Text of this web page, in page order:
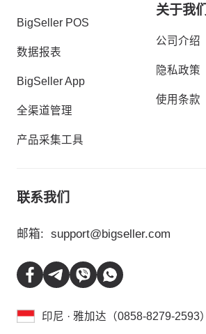
BigSeller POS
数据报表
BigSeller App
全渠道管理
产品采集工具
关于我们
公司介绍
隐私政策
使用条款
联系我们
邮箱: support@bigseller.com
印尼 · 雅加达（0858-8279-2593）